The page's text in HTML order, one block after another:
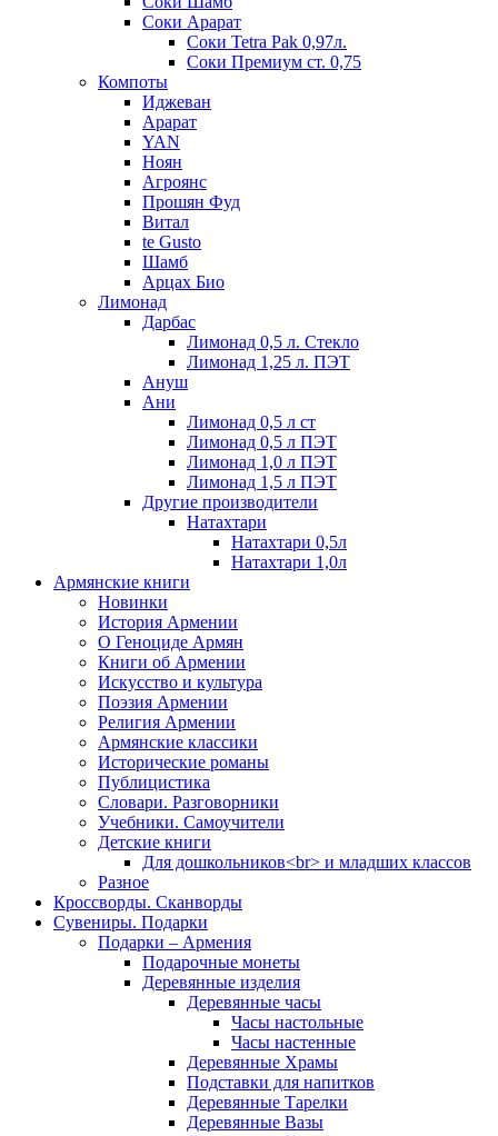
Соки Арарат
Соки Tetra Pak 0,97л.
Соки Премиум ст. 0,75
Компоты
Иджеван
Арарат
YAN
Ноян
Агроянс
Прошян Фуд
Витал
te Gusto
Шамб
Арцах Био
Лимонад
Дарбас
Лимонад 0,5 л. Стекло
Лимонад 1,25 л. ПЭТ
Ануш
Ани
Лимонад 0,5 л ст
Лимонад 0,5 л ПЭТ
Лимонад 1,0 л ПЭТ
Лимонад 1,5 л ПЭТ
Другие производители
Натахтари
Натахтари 0,5л
Натахтари 1,0л
Армянские книги
Новинки
История Армении
О Геноциде Армян
Книги об Армении
Иcкусство и культура
Поэзия Армении
Религия Армении
Армянские классики
Исторические романы
Публицистика
Словари. Разговорники
Учебники. Самоучители
Детские книги
Для дошкольников<br> и младших классов
Разное
Кроссворды. Сканворды
Сувениры. Подарки
Подарки – Армения
Подарочные монеты
Деревянные изделия
Деревянные часы
Часы настольные
Часы настенные
Деревянные Храмы
Подставки для напитков
Деревянные Тарелки
Деревянные Вазы